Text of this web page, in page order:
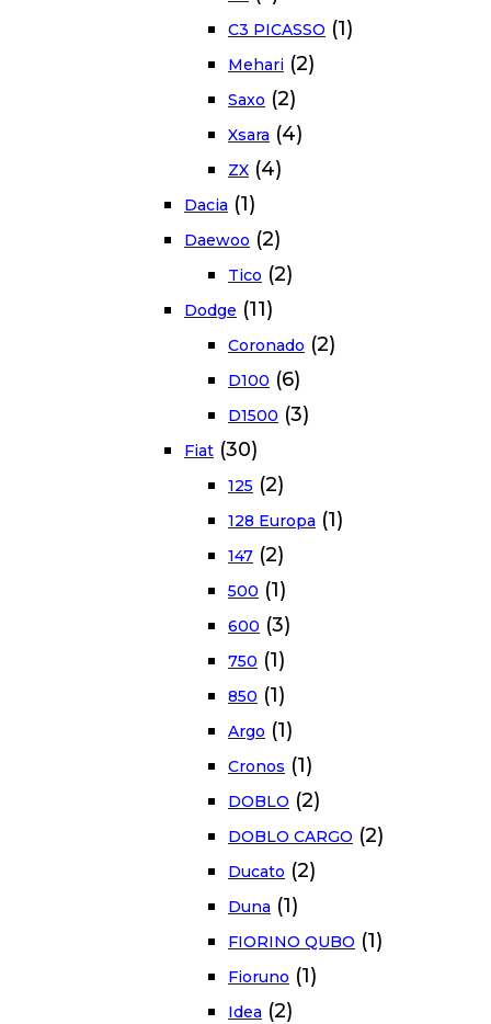
C3 PICASSO (1)
Mehari (2)
Saxo (2)
Xsara (4)
ZX (4)
Dacia (1)
Daewoo (2)
Tico (2)
Dodge (11)
Coronado (2)
D100 (6)
D1500 (3)
Fiat (30)
125 (2)
128 Europa (1)
147 (2)
500 (1)
600 (3)
750 (1)
850 (1)
Argo (1)
Cronos (1)
DOBLO (2)
DOBLO CARGO (2)
Ducato (2)
Duna (1)
FIORINO QUBO (1)
Fioruno (1)
Idea (2)